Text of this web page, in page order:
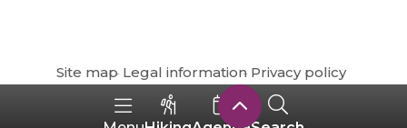
Site map Legal information Privacy policy